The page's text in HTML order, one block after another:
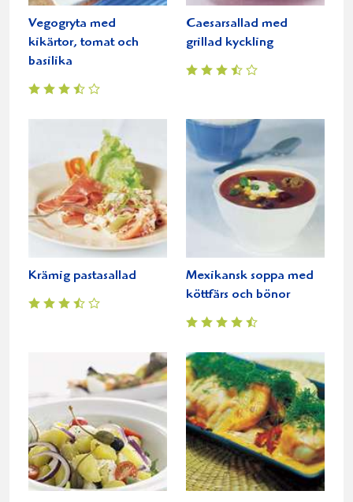
Vegogryta med
kikärtor, tomat och
basilika
Caesarsallad med
grillad kyckling
Krämig pastasallad
Mexikansk soppa med
köttfärs och bönor